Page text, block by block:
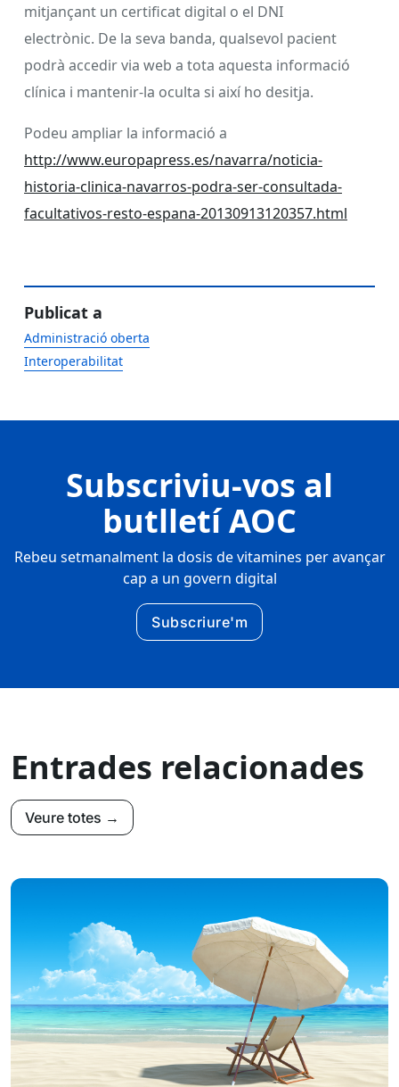
mitjançant un certificat digital o el DNI
electrònic. De la seva banda, qualsevol pacient
podrà accedir via web a tota aquesta informació
clínica i mantenir-la oculta si així ho desitja.
Podeu ampliar la informació a
http://www.europapress.es/navarra/noticia-
historia-clinica-navarros-podra-ser-consultada-
facultativos-resto-espana-20130913120357.html
Publicat a
Administració oberta
Interoperabilitat
Subscriviu-vos al
butlletí AOC
Rebeu setmanalment la dosis de vitamines per avançar
cap a un govern digital
Subscriure'm
Entrades relacionades
Veure totes →